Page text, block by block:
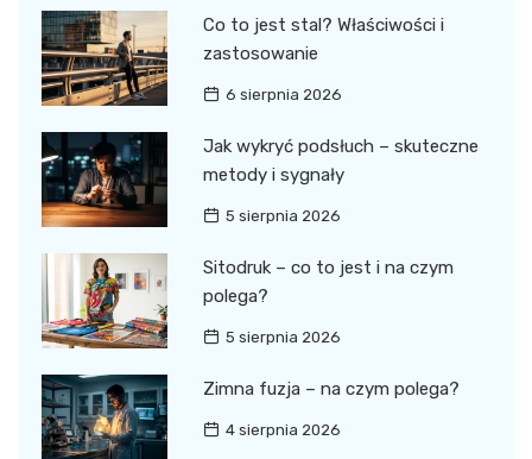
Co to jest stal? Właściwości i
zastosowanie
6 sierpnia 2026
Jak wykryć podsłuch – skuteczne
metody i sygnały
5 sierpnia 2026
Sitodruk – co to jest i na czym
polega?
5 sierpnia 2026
Zimna fuzja – na czym polega?
4 sierpnia 2026